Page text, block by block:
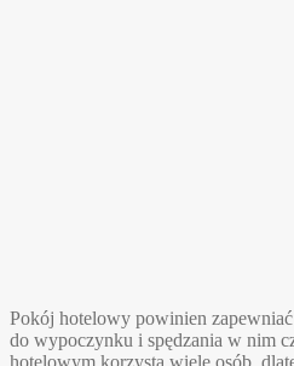
Pokój hotelowy powinien
do wypoczynku i spędzania w nim
hotelowym korzysta wiele osób,